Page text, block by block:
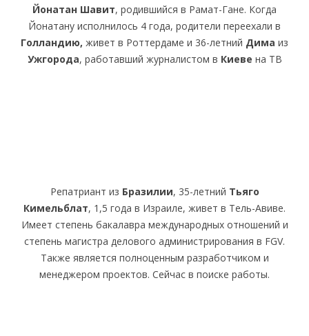
Йонатан Шавит, родившийся в Рамат-Гане. Когда
Йонатану исполнилось 4 года, родители переехали в
Голландию, живет в Роттердаме и 36-летний Дима из
Ужгорода, работавший журналистом в Киеве на ТВ
Репатриант из Бразилии, 35-летний Тьяго
Кимельблат, 1,5 года в Израиле, живет в Тель-Авиве.
Имеет степень бакалавра международных отношений и
степень магистра делового администрирования в FGV.
Также является полноценным разработчиком и
менеджером проектов. Сейчас в поиске работы.